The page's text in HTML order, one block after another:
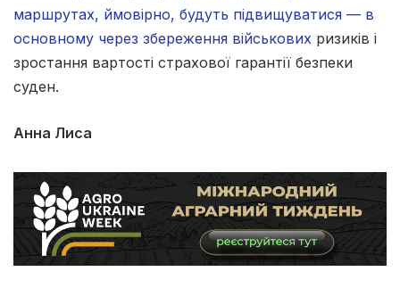
маршрутах, ймовірно, будуть підвищуватися — в
основному через збереження військових ризиків і
зростання вартості страхової гарантії безпеки
суден.
Анна Лиса